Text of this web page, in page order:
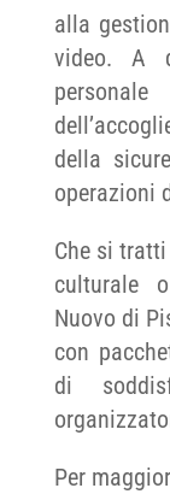
alla
video. A
della
operazioni
Che si
culturale
Nuovo di
con
di
Per